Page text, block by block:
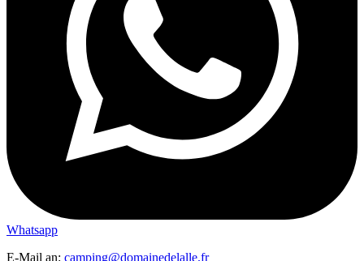
Whatsapp
E-Mail an: camping@domainedelalle.fr